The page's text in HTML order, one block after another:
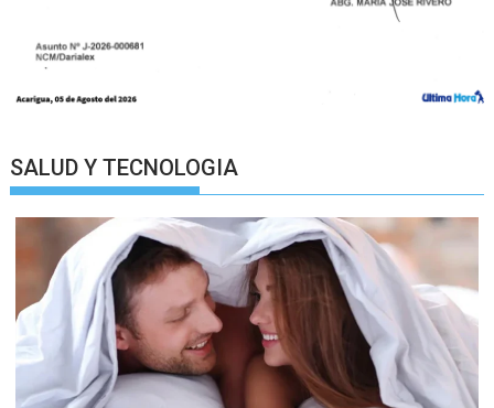
SALUD Y TECNOLOGIA